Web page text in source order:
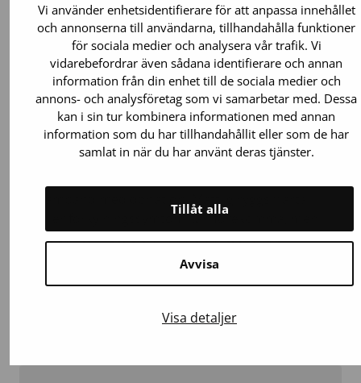
Vi använder enhetsidentifierare för att anpassa innehållet
och annonserna till användarna, tillhandahålla funktioner
för sociala medier och analysera vår trafik. Vi
vidarebefordrar även sådana identifierare och annan
information från din enhet till de sociala medier och
annons- och analysföretag som vi samarbetar med. Dessa
kan i sin tur kombinera informationen med annan
information som du har tillhandahållit eller som de har
samlat in när du har använt deras tjänster.
Avvisa
Tillåt alla
Visa detaljer
Donation är säkert
Genom förhandsfrågor och omfattande
hälsokontroller säkerställer man att
donationen inte orsakar olägenheter för
eller förkylningssymtom kan förekomma, men
de går vanligtvis om med smärtstillande
Läs hur stamceller doneras